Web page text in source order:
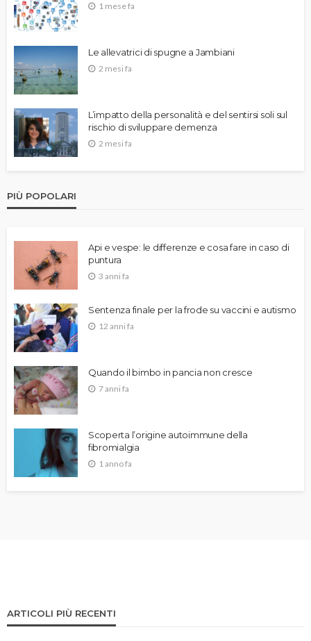
1 mese fa
Le allevatrici di spugne a Jambiani
2 mesi fa
L’impatto della personalità e del sentirsi soli sul
rischio di sviluppare demenza
2 mesi fa
PIÙ POPOLARI
Api e vespe: le differenze e cosa fare in caso di
puntura
3 anni fa
Sentenza finale per la frode su vaccini e autismo
12 anni fa
Quando il bimbo in pancia non cresce
7 anni fa
Scoperta l’origine autoimmune della
fibromialgia
1 anno fa
ARTICOLI PIÙ RECENTI